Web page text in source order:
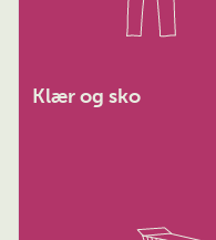
Klær og sko